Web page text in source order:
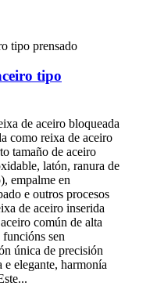
tipo
de aceiro bloqueada
como reixa de aceiro
tamaño de aceiro
latón, ranura de
empalme en
e outros procesos
de aceiro inserida
común de alta
sen
única de precisión
elegante, harmonía